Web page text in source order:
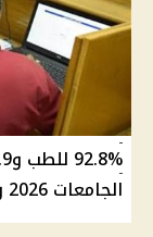
الجامعات 2026 وأماكن المرحلة الثانية